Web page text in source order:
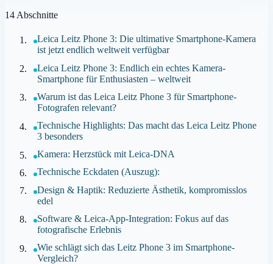
14 Abschnitte
Leica Leitz Phone 3: Die ultimative Smartphone-Kamera
ist jetzt endlich weltweit verfügbar
Leica Leitz Phone 3: Endlich ein echtes Kamera-
Smartphone für Enthusiasten – weltweit
Warum ist das Leica Leitz Phone 3 für Smartphone-
Fotografen relevant?
Technische Highlights: Das macht das Leica Leitz Phone
3 besonders
Kamera: Herzstück mit Leica-DNA
Technische Eckdaten (Auszug):
Design & Haptik: Reduzierte Ästhetik, kompromisslos
edel
Software & Leica-App-Integration: Fokus auf das
fotografische Erlebnis
Wie schlägt sich das Leitz Phone 3 im Smartphone-
Vergleich?